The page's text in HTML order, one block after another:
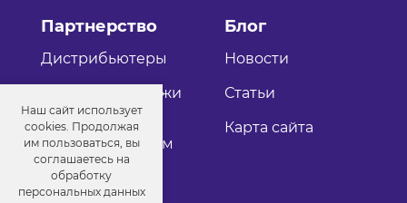
Партнерство
Дистрибьютеры
Оптовые продажи
Как стать
дистрибьютером
Блог
Новости
Статьи
Карта сайта
Наш сайт использует
cookies. Продолжая
им пользоваться, вы
соглашаетесь на
обработку
персональных данных